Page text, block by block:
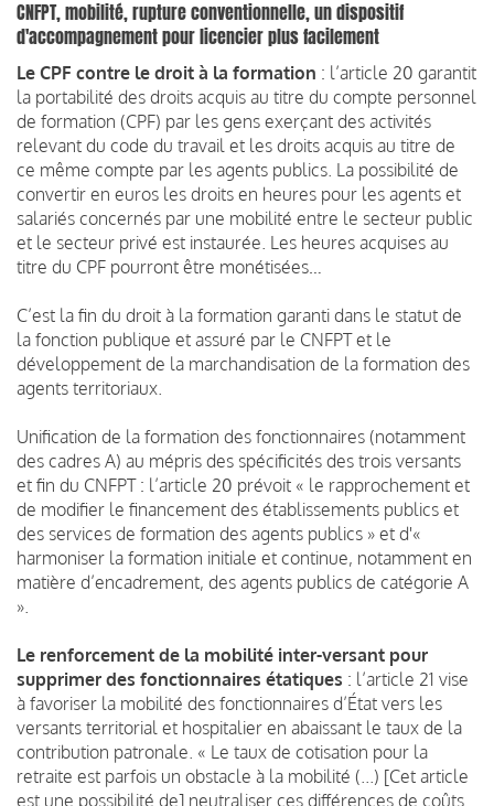
CNFPT, mobilité, rupture conventionnelle, un dispositif
d'accompagnement pour licencier plus facilement
Le CPF contre le droit à la formation : l’article 20 garantit
la portabilité des droits acquis au titre du compte personnel
de formation (CPF) par les gens exerçant des activités
relevant du code du travail et les droits acquis au titre de
ce même compte par les agents publics. La possibilité de
convertir en euros les droits en heures pour les agents et
salariés concernés par une mobilité entre le secteur public
et le secteur privé est instaurée. Les heures acquises au
titre du CPF pourront être monétisées…
C’est la fin du droit à la formation garanti dans le statut de
la fonction publique et assuré par le CNFPT et le
développement de la marchandisation de la formation des
agents territoriaux.
Unification de la formation des fonctionnaires (notamment
des cadres A) au mépris des spécificités des trois versants
et fin du CNFPT : l’article 20 prévoit « le rapprochement et
de modifier le financement des établissements publics et
des services de formation des agents publics » et d'«
harmoniser la formation initiale et continue, notamment en
matière d’encadrement, des agents publics de catégorie A
».
Le renforcement de la mobilité inter-versant pour
supprimer des fonctionnaires étatiques : l’article 21 vise
à favoriser la mobilité des fonctionnaires d’État vers les
versants territorial et hospitalier en abaissant le taux de la
contribution patronale. « Le taux de cotisation pour la
retraite est parfois un obstacle à la mobilité (...) [Cet article
est une possibilité de] neutraliser ces différences de coûts